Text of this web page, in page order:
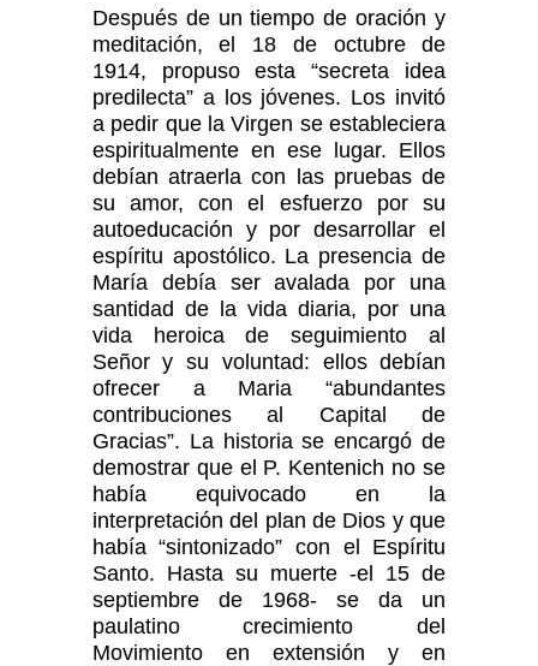
Después de un tiempo de oración y
meditación, el 18 de octubre de
1914, propuso esta “secreta idea
predilecta” a los jóvenes. Los invitó
a pedir que la Virgen se estableciera
espiritualmente en ese lugar. Ellos
debían atraerla con las pruebas de
su amor, con el esfuerzo por su
autoeducación y por desarrollar el
espíritu apostólico. La presencia de
María debía ser avalada por una
santidad de la vida diaria, por una
vida heroica de seguimiento al
Señor y su voluntad: ellos debían
ofrecer a Maria “abundantes
contribuciones al Capital de
Gracias”. La historia se encargó de
demostrar que el P. Kentenich no se
había equivocado en la
interpretación del plan de Dios y que
había “sintonizado” con el Espíritu
Santo. Hasta su muerte -el 15 de
septiembre de 1968- se da un
paulatino crecimiento del
Movimiento en extensión y en